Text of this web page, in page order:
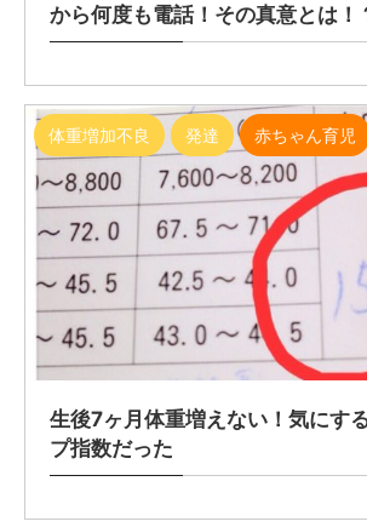
から何度も電話！その真意とは！
体重増加不良 発達 赤ちゃん育児
生後7ヶ月体重増えない！気にす
プ指数だった